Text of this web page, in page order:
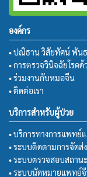
องค์กร
• ปณิธาน วิสัยทัศน์ พัน
• การตรวจวินิจฉัยโรค
• ร่วมงานกับหมอจีน
• ติดต่อเรา
บริการสำหรับผู้ป่วย
• บริการทางการแพทย์
• ระบบติดตามการจัดส่
• ระบบตรวจสอบสถาน
• ระบบนัดหมายแพทย์